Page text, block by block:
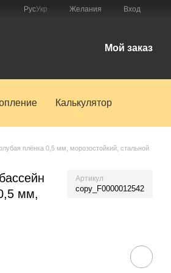
РусУкр Желания Вход
Мой заказ
Калькулятор
плёнка 0,5 мм, морозостойкий, стальной
мм,
Артикул
copy_F0000012542